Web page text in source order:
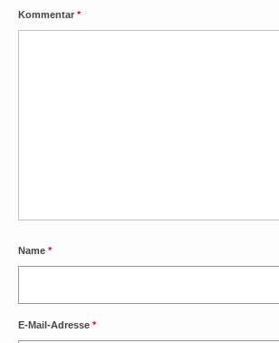
Kommentar *
Name *
E-Mail-Adresse *